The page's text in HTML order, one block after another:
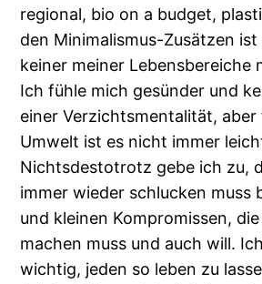
regional, bio on a budget,
den Minimalismus-Zusätzen
keiner meiner Lebensbereiche
Ich fühle mich gesünder und
einer Verzichtsmentalität, aber
Umwelt ist es nicht immer
Nichtsdestotrotz gebe ich zu,
immer wieder schlucken muss
und kleinen Kompromissen,
machen muss und auch will.
wichtig, jeden so leben zu